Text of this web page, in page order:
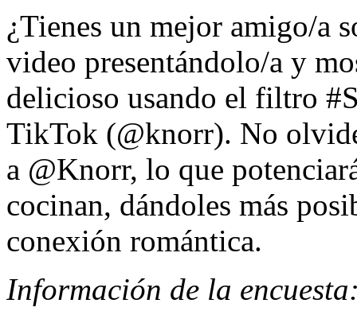
¿Tienes un mejor amigo/a
video presentándolo/a y
delicioso usando el filtro
TikTok (@knorr). No
a @Knorr, lo que
cocinan, dándoles más
conexión romántica.
Información de la